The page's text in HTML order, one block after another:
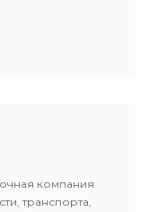
компания
транспорта,